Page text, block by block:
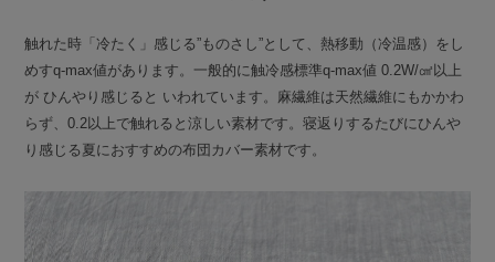
触れた時「冷たく」感じる”ものさし”として、熱移動（冷温感）をし
めすq-max値があります。一般的に触冷感標準q-max値 0.2W/㎠以上
が ひんやり感じると いわれています。麻繊維は天然繊維にもかかわ
らず、0.2以上で触れると涼しい素材です。寝返りするたびにひんや
り感じる夏におすすめの布団カバー素材です。